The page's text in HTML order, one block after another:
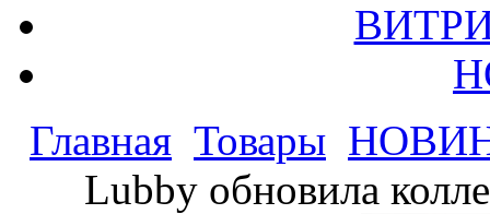
Главная Товары
Lubby обновила